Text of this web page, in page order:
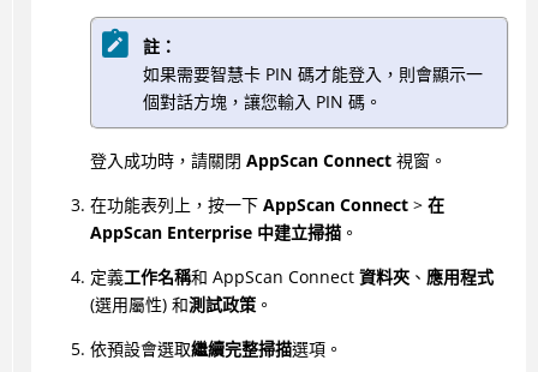
註：
如果需要智慧卡 PIN 碼才能登入，則會顯示一
個對話方塊，讓您輸入 PIN 碼。
登入成功時，請關閉 AppScan Connect視窗。
在功能表列上，按一下 AppScan Connect> 在
AppScan Enterprise 中建立掃描。
定義工作名稱和 AppScan Connect 資料夾、 應用程式
(選用屬性) 和測試政策。
依預設會選取繼續完整掃描選項。